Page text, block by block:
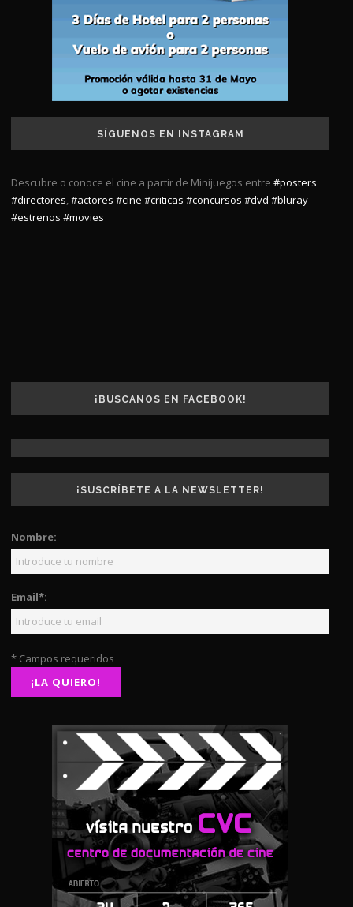
SÍGUENOS EN INSTAGRAM
Descubre o conoce el cine a partir de Minijuegos entre #posters
#directores,#actores #cine #criticas #concursos #dvd #bluray
#estrenos #movies
¡BUSCANOS EN FACEBOOK!
¡SUSCRÍBETE A LA NEWSLETTER!
Nombre:
Email*:
* Campos requeridos